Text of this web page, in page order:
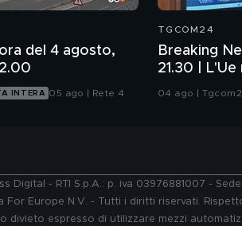
del 4 agosto,
INTERA 05 ago | Rete 4
TGCOM24
Breaking
21.30 | L'Ue
Spagna e
04 ago |
Digital - RTI S.p.A.: p. iva 03976881007 -
For Europe N.V. - Tutti i diritti riservati.
divieto espresso di utilizzare mezzi